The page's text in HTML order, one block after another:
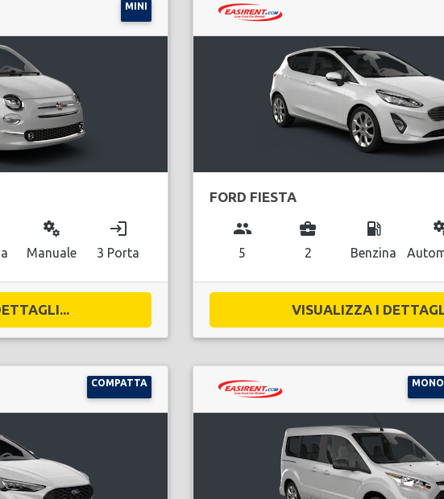
MINI
miscellaneous_services
Manuale
login
3 Porta
FORD FIESTA
group
5
business_center
2
local_gas_station
Benzina
VISUALIZZA I
COMPATTA